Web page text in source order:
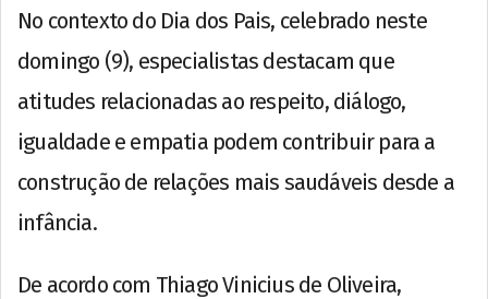
No contexto do Dia dos Pais, celebrado neste
domingo (9), especialistas destacam que
atitudes relacionadas ao respeito, diálogo,
igualdade e empatia podem contribuir para a
construção de relações mais saudáveis desde a
infância.
De acordo com Thiago Vinicius de Oliveira,